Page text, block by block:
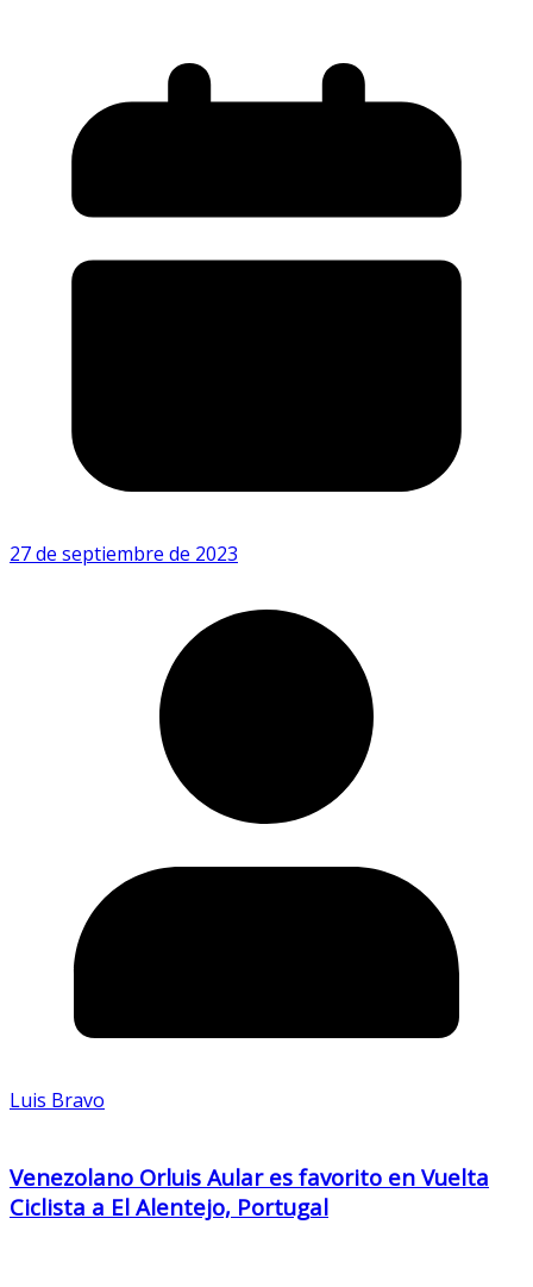
27 de septiembre de 2023
Luis Bravo
Venezolano Orluis Aular es favorito en Vuelta
Ciclista a El Alentejo, Portugal